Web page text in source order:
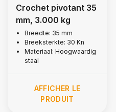
Crochet pivotant 35
mm, 3.000 kg
Breedte: 35 mm
Breeksterkte: 30 Kn
Materiaal: Hoogwaardig
staal
AFFICHER LE
PRODUIT